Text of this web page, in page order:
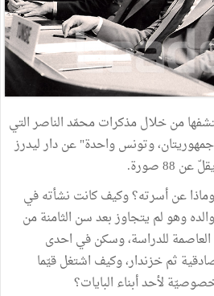
من خلال مذكرات محمّد الناصر التي
وتونس واحدة" عن دار ليدرز
عن أسرته؟ وكيف كانت نشأته في
وهو لم يتجاوز بعد سن الثامنة من
للدراسة، وسكن في احدى
ثم خزندار، وكيف اشتغل قيّما
لأحد أبناء البايات؟